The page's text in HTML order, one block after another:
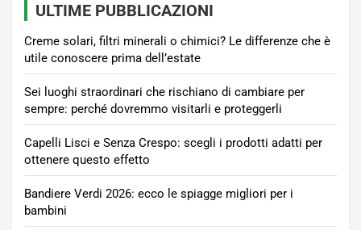
ULTIME PUBBLICAZIONI
Creme solari, filtri minerali o chimici? Le differenze che è
utile conoscere prima dell’estate
Sei luoghi straordinari che rischiano di cambiare per
sempre: perché dovremmo visitarli e proteggerli
Capelli Lisci e Senza Crespo: scegli i prodotti adatti per
ottenere questo effetto
Bandiere Verdi 2026: ecco le spiagge migliori per i
bambini